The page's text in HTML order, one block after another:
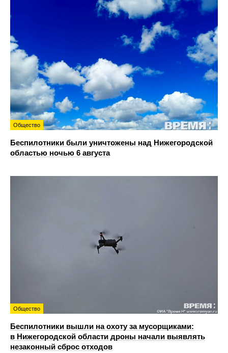
Общество
Беспилотники были уничтожены над Нижегородской
областью ночью 6 августа
Общество
Беспилотники вышли на охоту за мусорщиками:
в Нижегородской области дроны начали выявлять
незаконный сброс отходов